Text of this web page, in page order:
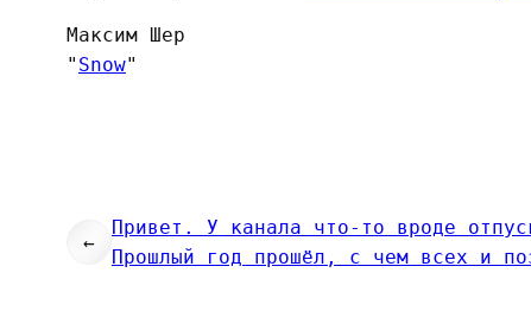
Максим Шер
" Snow"
←
Привет. У канала что-то вроде
Прошлый год прошёл, с чем всех и